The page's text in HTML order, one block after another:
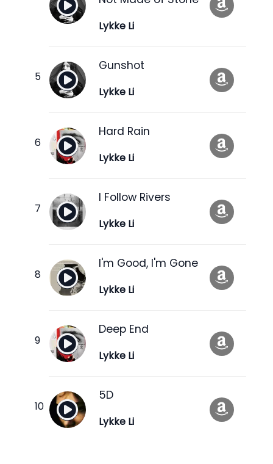
Lykke Li
Gunshot
Lykke Li
Hard Rain
Lykke Li
I Follow Rivers
Lykke Li
I'm Good, I'm Gone
Lykke Li
Deep End
Lykke Li
5D
Lykke Li